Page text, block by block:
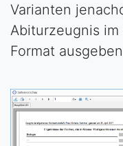
Varianten
Abiturzeugnis
Format